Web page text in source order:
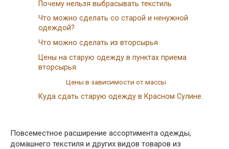
Почему нельзя выбрасывать текстиль
Что можно сделать со старой и ненужной
одеждой?
Что можно сделать из вторсырья
Цены на старую одежду в пунктах приема
вторсырья
Цены в зависимости от массы
Куда сдать старую одежду в Красном Сулине.
Повсеместное расширение ассортимента одежды,
домашнего текстиля и других видов товаров из